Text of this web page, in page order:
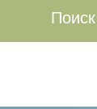
Поиск